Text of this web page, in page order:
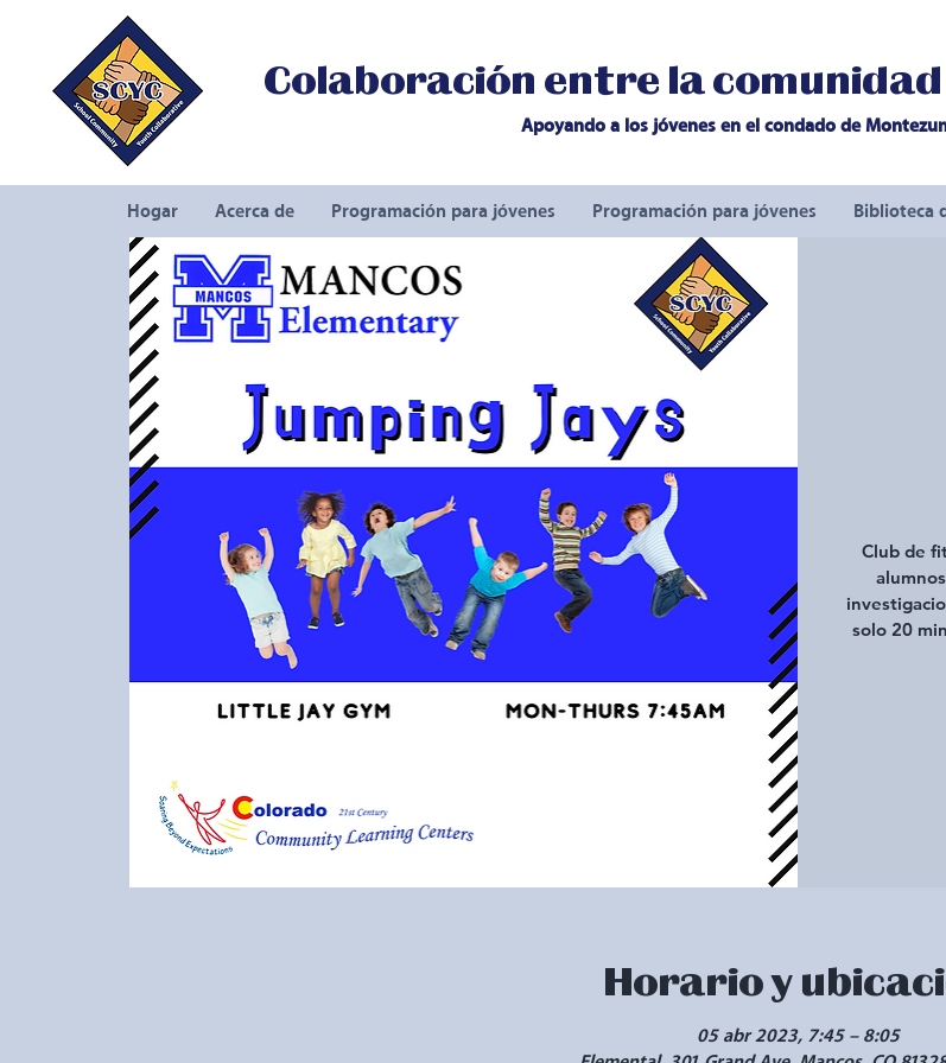
Colaboración entre la comunidad
Apoyando a los jóvenes en el condado de
Hogar Acerca de Programación para jóvenes Programación para jóvenes Biblioteca
Club de
solo 20
Horario y
05 abr 2023, 7:45 – 8:05